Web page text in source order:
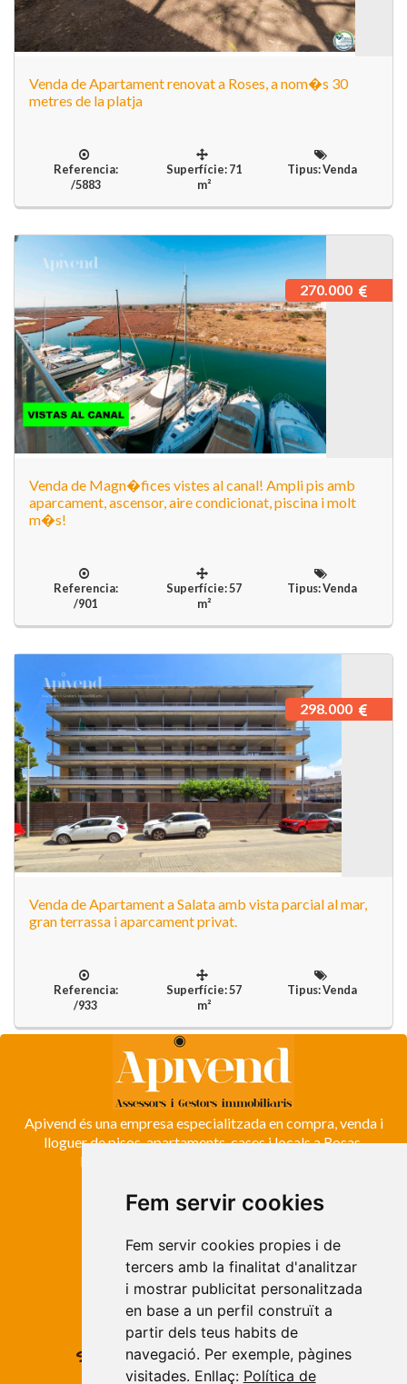
Fem servir cookies
Fem servir cookies propies i de
tercers amb la finalitat d'analitzar
i mostrar publicitat personalitzada
en base a un perfil construït a
partir dels teus habits de
navegació. Per exemple, pàgines
visitades. Enllaç: Política de
Venda de Apartament renovat a Roses, a nom�s 30
metres de la platja
Referencia:
/5883
Superfície: 71
m²
Tipus: Venda
Venda de Magn�fices vistes al canal! Ampli pis amb
aparcament, ascensor, aire condicionat, piscina i molt
m�s!
270.000
Referencia:
/901
Superfície: 57
m²
Tipus: Venda
Venda de Apartament a Salata amb vista parcial al mar,
gran terrassa i aparcament privat.
298.000
Referencia:
/933
Superfície: 57
m²
Tipus: Venda
Apivend és una empresa especialitzada en compra, venda i
lloguer de pisos, apartaments, cases i locals a Rosas,
Empuriabrava, Costa Brava i l'Empordà.
Avda. de Rhode, 64
Roses - Girona
Tel. +34 972 15 26 68
info@apivend.com
Segueixnos!